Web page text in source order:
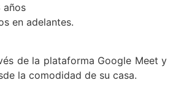
años
en adelantes.
de la plataforma Google Meet y
la comodidad de su casa.